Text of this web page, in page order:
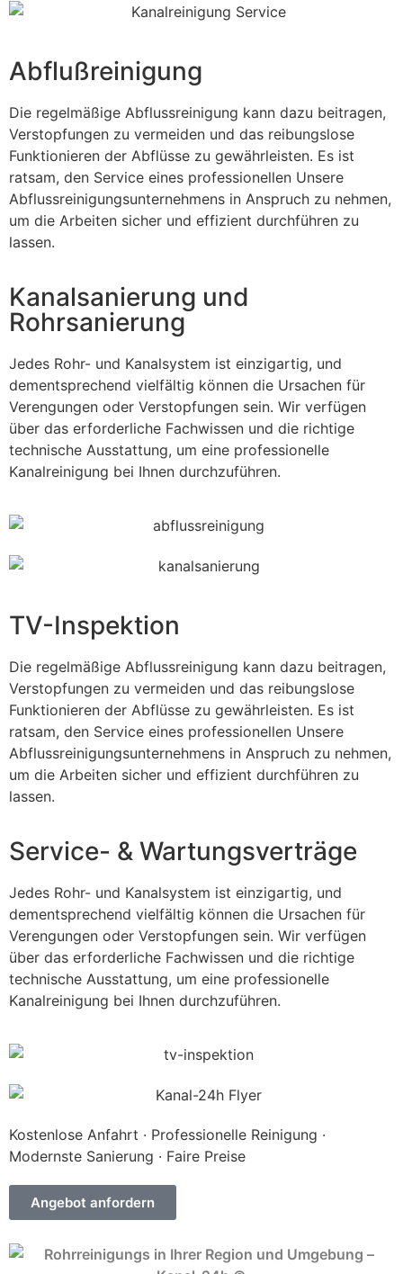
Abflußreinigung
Die regelmäßige Abflussreinigung kann dazu beitragen,
Verstopfungen zu vermeiden und das reibungslose
Funktionieren der Abflüsse zu gewährleisten. Es ist
ratsam, den Service eines professionellen Unsere
Abflussreinigungsunternehmens in Anspruch zu nehmen,
um die Arbeiten sicher und effizient durchführen zu
lassen.
Kanalsanierung und
Rohrsanierung
Jedes Rohr- und Kanalsystem ist einzigartig, und
dementsprechend vielfältig können die Ursachen für
Verengungen oder Verstopfungen sein. Wir verfügen
über das erforderliche Fachwissen und die richtige
technische Ausstattung, um eine professionelle
Kanalreinigung bei Ihnen durchzuführen.
TV-Inspektion
Die regelmäßige Abflussreinigung kann dazu beitragen,
Verstopfungen zu vermeiden und das reibungslose
Funktionieren der Abflüsse zu gewährleisten. Es ist
ratsam, den Service eines professionellen Unsere
Abflussreinigungsunternehmens in Anspruch zu nehmen,
um die Arbeiten sicher und effizient durchführen zu
lassen.
Service- & Wartungsverträge
Jedes Rohr- und Kanalsystem ist einzigartig, und
dementsprechend vielfältig können die Ursachen für
Verengungen oder Verstopfungen sein. Wir verfügen
über das erforderliche Fachwissen und die richtige
technische Ausstattung, um eine professionelle
Kanalreinigung bei Ihnen durchzuführen.
Kostenlose Anfahrt · Professionelle Reinigung ·
Modernste Sanierung · Faire Preise
Angebot anfordern